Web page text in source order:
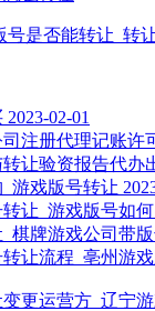
号是否能转让_转
2023-02-01
注册代理记账许
让验资报告代办
游戏版号转让
让_游戏版号如
棋牌游戏公司带
让流程_亳州游
更运营方_辽宁